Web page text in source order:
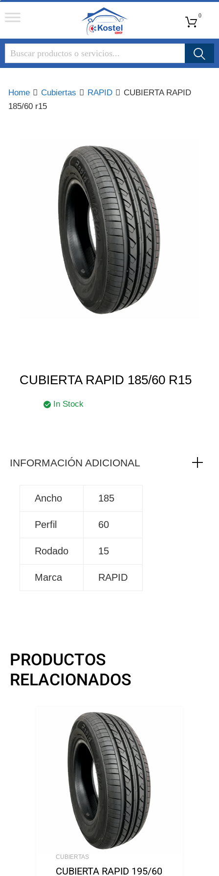
Group
0
Home Cubiertas RAPID
CUBIERTA RAPID
185/60 r15
CUBIERTA RAPID 185/60 R15
In Stock
INFORMACIÓN ADICIONAL
Ancho 185
Perfil 60
Rodado 15
Marca RAPID
PRODUCTOS
RELACIONADOS
CUBIERTAS
CUBIERTA RAPID 195/60